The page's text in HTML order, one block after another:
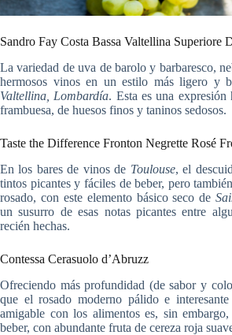
Sandro Fay Costa Bassa Valtellina Superiore
La variedad de uva de barolo y barbaresco,
hermosos vinos en un estilo más ligero y
Valtellina, Lombardía. Esta es una
frambuesa, de huesos finos y taninos sedosos.
Taste the Difference Fronton Negrette Rosé
En los bares de vinos de Toulouse, el
tintos picantes y fáciles de beber, pero
rosado, con este elemento básico seco de
un susurro de esas notas picantes entre
recién hechas.
Contessa Cerasuolo d’Abruzz
Ofreciendo más profundidad (de sabor y
que el rosado moderno pálido e
amigable con los alimentos es, sin
beber, con abundante fruta de cereza roja